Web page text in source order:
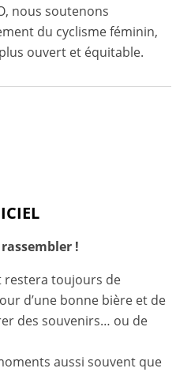
nous soutenons
du cyclisme féminin,
ouvert et équitable.
!
restera toujours de
d’une bonne bière et de
des souvenirs… ou de
aussi souvent que